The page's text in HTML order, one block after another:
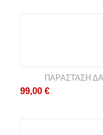
ΠΑΡΑΣΤΑΣΗ
99,00 €